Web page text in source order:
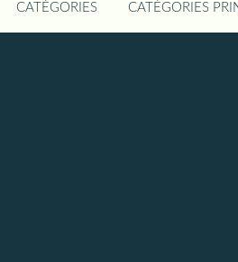
CATÉGORIES CATÉGORIES